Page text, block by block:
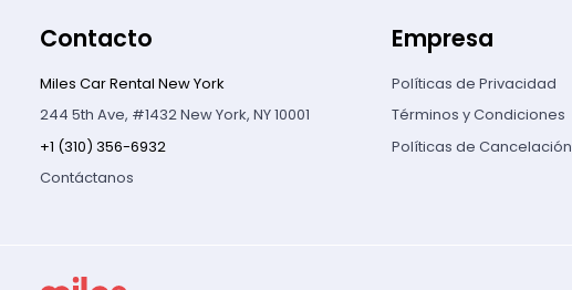
Contacto
Miles Car Rental New York
244 5th Ave, #1432 New York, NY 10001
+1 (310) 356-6932
Contáctanos
Empresa
Políticas de Privacidad
Términos y Condiciones
Políticas de Cancelación